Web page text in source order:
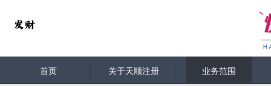
首页 关于天顺注册 业务范围